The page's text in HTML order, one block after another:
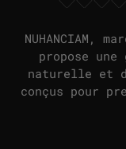
NUHANCIAM,
propose
naturelle et
conçus pour